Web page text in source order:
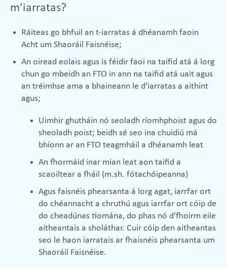
m’iarratas?
Ráiteas go bhfuil an t-iarratas á dhéanamh faoin
Acht um Shaoráil Faisnéise;
An oiread eolais agus is féidir faoi na taifid atá á lorg
chun go mbeidh an FTO in ann na taifid atá uait agus
an tréimhse ama a bhaineann le d’iarratas a aithint
agus;
Uimhir ghutháin nó seoladh ríomhphoist agus do
sheoladh poist; beidh sé seo ina chuidiú má
bhíonn ar an FTO teagmháil a dhéanamh leat
An fhormáid inar mian leat aon taifid a
scaoiltear a fháil (m.sh. fótachóipeanna)
Agus faisnéis phearsanta á lorg agat, iarrfar ort
do chéannacht a chruthú agus iarrfar ort cóip de
do cheadúnas tiomána, do phas nó d’fhoirm eile
aitheantais a sholáthar. Cuir cóip den aitheantas
seo le haon iarratais ar fhaisnéis phearsanta um
Shaoráil Faisnéise.